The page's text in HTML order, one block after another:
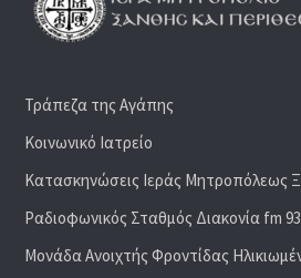
Τράπεζα της Αγάπης
Κοινωνικό Ιατρείο
Κατασκηνώσεις Ιεράς Μητροπόλεως
Ραδιoφωνικός Σταθμός Διακονία fm
Μονάδα Ανοιχτής Φροντίδας